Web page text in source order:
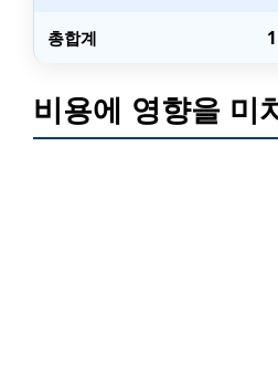
총합계
비용에 영향을 미